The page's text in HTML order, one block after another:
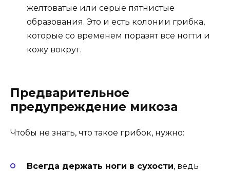
желтоватые или серые пятнистые
образования. Это и есть колонии грибка,
которые со временем поразят все ногти и
кожу вокруг.
Предварительное
предупреждение микоза
Чтобы не знать, что такое грибок, нужно:
Всегда держать ноги в сухости, ведь